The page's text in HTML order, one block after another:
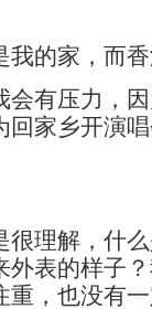
的家，而香
有压力，因
回家乡开演
理解，什么
外表的样子
重，也没有